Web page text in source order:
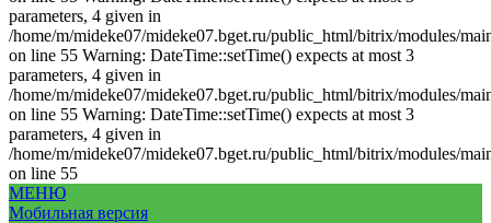
parameters, 4 given in
/home/m/mideke07/mideke07.bget.ru/public_html/bitrix/modules/
on line 55 Warning: DateTime::setTime() expects at most 3
parameters, 4 given in
/home/m/mideke07/mideke07.bget.ru/public_html/bitrix/modules/
on line 55 Warning: DateTime::setTime() expects at most 3
parameters, 4 given in
/home/m/mideke07/mideke07.bget.ru/public_html/bitrix/modules/
on line 55
МЕНЮ
Мобильная версия